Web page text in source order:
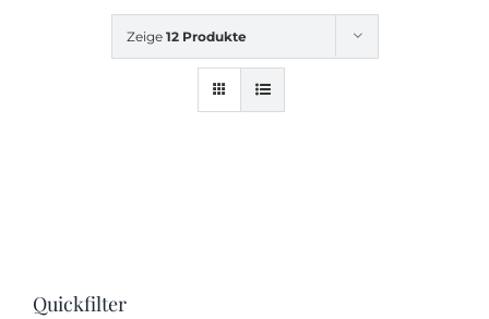
Zeige 12 Produkte
Quickfilter